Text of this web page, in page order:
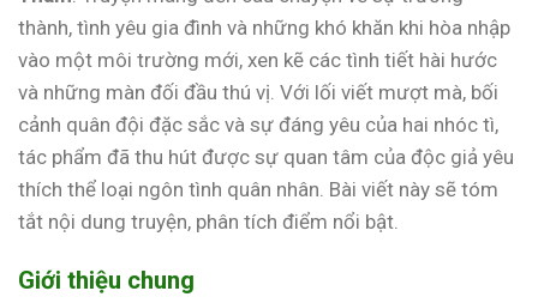
thành, tình yêu gia đình và những khó khăn khi hòa nhập
vào một môi trường mới, xen kẽ các tình tiết hài hước
và những màn đối đầu thú vị. Với lối viết mượt mà, bối
cảnh quân đội đặc sắc và sự đáng yêu của hai nhóc tì,
tác phẩm đã thu hút được sự quan tâm của độc giả yêu
thích thể loại ngôn tình quân nhân. Bài viết này sẽ tóm
tắt nội dung truyện, phân tích điểm nổi bật.
Giới thiệu chung